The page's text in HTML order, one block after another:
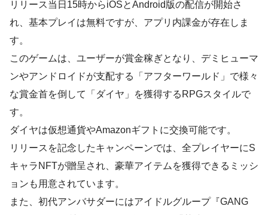
リリース当日15時からiOSとAndroid版の配信が開始さ
れ、基本プレイは無料ですが、アプリ内課金が存在しま
す。
このゲームは、ユーザーが賞金稼ぎとなり、デミヒューマ
ンやアンドロイドが支配する「アフターワールド」で様々
な賞金首を倒して「ダイヤ」を獲得するRPGスタイルで
す。
ダイヤは仮想通貨やAmazonギフトに交換可能です。
リリースを記念したキャンペーンでは、全プレイヤーにS
キャラNFTが贈呈され、豪華アイテムを獲得できるミッシ
ョンも用意されています。
また、初代アンバサダーにはアイドルグループ『GANG